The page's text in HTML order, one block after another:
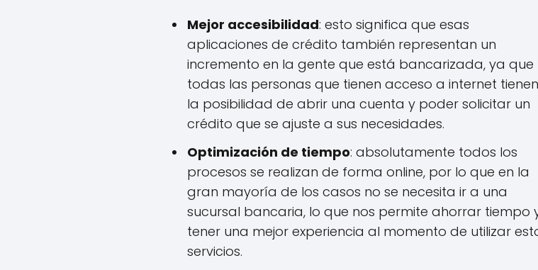
Mejor accesibilidad: esto significa que esas
aplicaciones de crédito también representan un
incremento en la gente que está bancarizada, ya que
todas las personas que tienen acceso a internet tienen
la posibilidad de abrir una cuenta y poder solicitar un
crédito que se ajuste a sus necesidades.
Optimización de tiempo: absolutamente todos los
procesos se realizan de forma online, por lo que en la
gran mayoría de los casos no se necesita ir a una
sucursal bancaria, lo que nos permite ahorrar tiempo
tener una mejor experiencia al momento de utilizar
servicios.